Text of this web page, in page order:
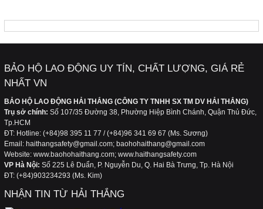
Quần áo chống lạnh dùng cho công nhân làm
thư da
Quần áo bảo hộ lao động cho công nhân xây
BẢO HỘ LAO ĐỘNG UY TÍN, CHẤT LƯỢNG, GIÁ RẺ
NHẤT VN
BẢO HỘ LAO ĐỘNG HẢI THẮNG (CÔNG TY TNHH SX TM DV HẢI THẮNG)
Trụ sở chính: Số 107/35 Đường 38, Phường Hiệp Bình Chánh, Quận Thủ Đức,
Tp.HCM
ĐT: Hotline: (+84)98 395 11 77 / (+84)96 341 69 67 (Ms. Sương)
Email: haithangsafety@gmail.com; baohohaithang@gmail.com
Website: www.baohohaithang.com; www.haithangsafety.com
VP Hà Nội: Số 225 Lê Duẩn, P. Nguyễn Du, Q. Hai Bà Trưng, Tp. Hà Nội
ĐT: (+84)903234293 (Ms. Kim)
NHẬN TIN TỪ HẢI THẮNG